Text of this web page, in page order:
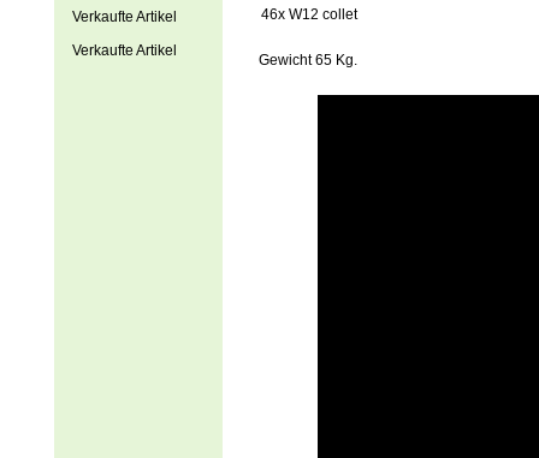
46x W12 collet
Gewicht 65 Kg.
Verkaufte Artikel
Verkaufte Artikel